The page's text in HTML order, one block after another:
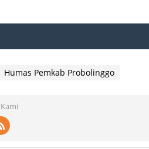
Humas Pemkab Probolinggo